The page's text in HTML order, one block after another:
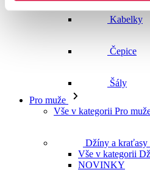
Kabelky
Čepice
Šály
Pro muže
Vše v kategorii Pro
Džíny a kraťasy
Vše v kategorii
NOVINKY